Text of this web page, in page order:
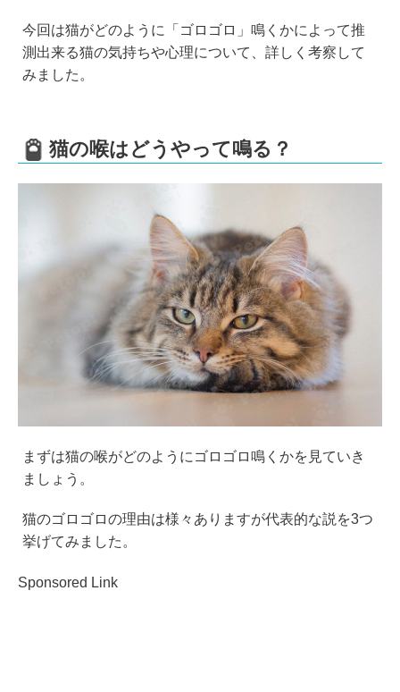
今回は猫がどのように「ゴロゴロ」鳴くかによって推
測出来る猫の気持ちや心理について、詳しく考察して
みました。
猫の喉はどうやって鳴る？
まずは猫の喉がどのようにゴロゴロ鳴くかを見ていき
ましょう。
猫のゴロゴロの理由は様々ありますが代表的な説を3つ
挙げてみました。
Sponsored Link